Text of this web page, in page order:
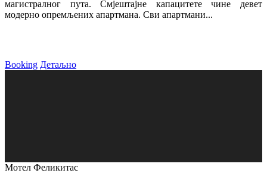
магистралног пута. Смјештајне капацитете чине девет
модерно опремљених апартмана. Сви апартмани...
Booking Детаљно
Мотел Феликитас